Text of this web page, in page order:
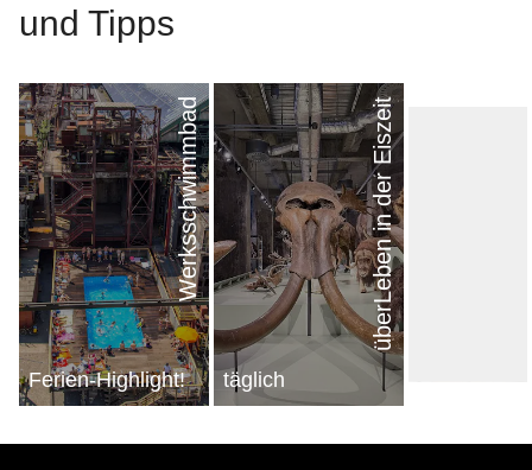
und Tipps
Werksschwimmbad
Ferien-Highlight!
überLeben in der Eiszeit
täglich